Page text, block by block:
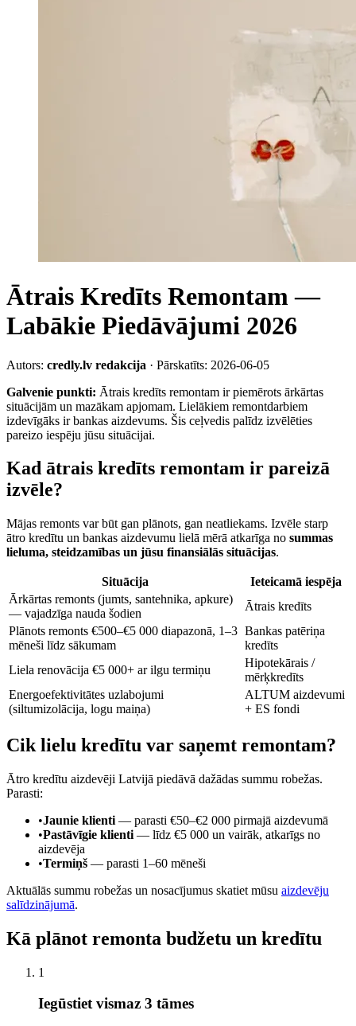
Ātrais Kredīts Remontam —
Labākie Piedāvājumi 2026
Autors: credly.lv redakcija · Pārskatīts: 2026-06-05
Galvenie punkti: Ātrais kredīts remontam ir piemērots ārkārtas
situācijām un mazākam apjomam. Lielākiem remontdarbiem
izdevīgāks ir bankas aizdevums. Šis ceļvedis palīdz izvēlēties
pareizo iespēju jūsu situācijai.
Kad ātrais kredīts remontam ir pareizā
izvēle?
Mājas remonts var būt gan plānots, gan neatliekams. Izvēle starp
ātro kredītu un bankas aizdevumu lielā mērā atkarīga no summas
lieluma, steidzamības un jūsu finansiālās situācijas.
Situācija
Ieteicamā iespēja
Ārkārtas remonts (jumts, santehnika, apkure)
— vajadzīga nauda šodien
Ātrais kredīts
Plānots remonts €500–€5 000 diapazonā, 1–3
mēneši līdz sākumam
Bankas patēriņa
kredīts
Liela renovācija €5 000+ ar ilgu termiņu
Hipotekārais /
mērķkredīts
Energoefektivitātes uzlabojumi
(siltumizolācija, logu maiņa)
ALTUM aizdevumi
+ ES fondi
Cik lielu kredītu var saņemt remontam?
Ātro kredītu aizdevēji Latvijā piedāvā dažādas summu robežas.
Parasti:
•Jaunie klienti — parasti €50–€2 000 pirmajā aizdevumā
•Pastāvīgie klienti — līdz €5 000 un vairāk, atkarīgs no
aizdevēja
•Termiņš — parasti 1–60 mēneši
Aktuālās summu robežas un nosacījumus skatiet mūsu aizdevēju
salīdzinājumā.
Kā plānot remonta budžetu un kredītu
1
Iegūstiet vismaz 3 tāmes